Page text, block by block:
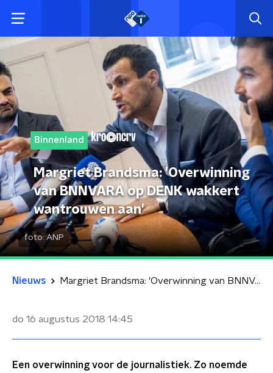
Binnenland
Margriet Brandsma: 'Overwinning
van BNNVARA op DENK wakkert
wantrouwen aan'
foto: ANP
Nieuws Margriet Brandsma: 'Overwinning van BNNVARA op DENK wakkert wantrouwen aan'
do 16 augustus 2018 14:45
Een overwinning voor de journalistiek. Zo noemde